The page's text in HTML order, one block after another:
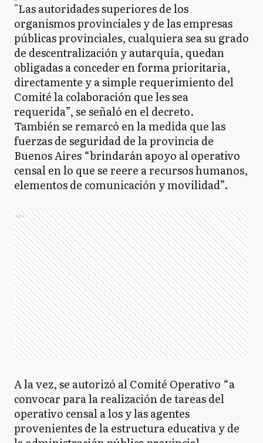
"Las autoridades superiores de los
organismos provinciales y de las empresas
públicas provinciales, cualquiera sea su grado
de descentralización y autarquía, quedan
obligadas a conceder en forma prioritaria,
directamente y a simple requerimiento del
Comité la colaboración que les sea
requerida”, se señaló en el decreto.
También se remarcó en la medida que las
fuerzas de seguridad de la provincia de
Buenos Aires “brindarán apoyo al operativo
censal en lo que se reere a recursos humanos,
elementos de comunicación y movilidad”.
Ads
A la vez, se autorizó al Comité Operativo “a
convocar para la realización de tareas del
operativo censal a los y las agentes
provenientes de la estructura educativa y de